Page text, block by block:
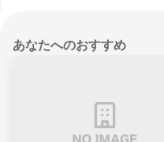
あなたへのおすすめ